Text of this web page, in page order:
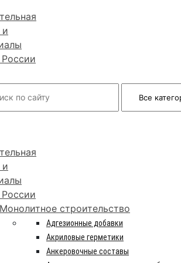
Монолитное строительство
Адгезионные добавки
Акриловые герметики
Анкеровочные составы